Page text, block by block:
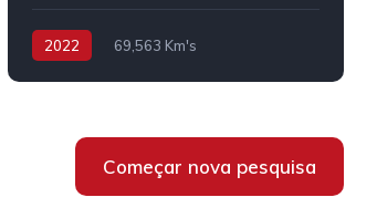
2022
69,563 Km's
Começar nova pesquisa